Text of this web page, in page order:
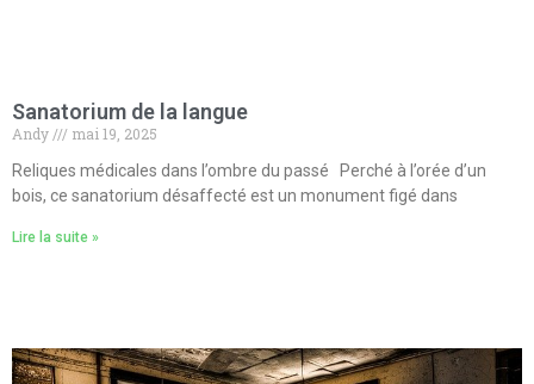
Sanatorium de la langue
Andy
mai 19, 2025
Reliques médicales dans l’ombre du passé Perché à l’orée d’un
bois, ce sanatorium désaffecté est un monument figé dans
Lire la suite »